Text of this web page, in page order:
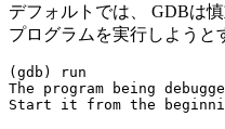
デフォルトでは、 GDBは
プログラムを実行しようと
(gdb) run
The program being